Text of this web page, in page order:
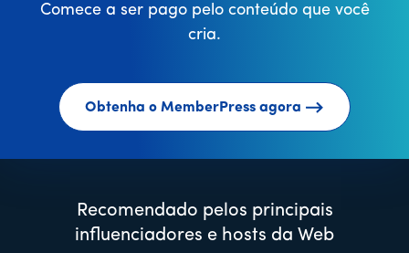
Comece a ser pago pelo conteúdo que você
cria.
Obtenha o MemberPress agora
Recomendado pelos principais
influenciadores e hosts da Web